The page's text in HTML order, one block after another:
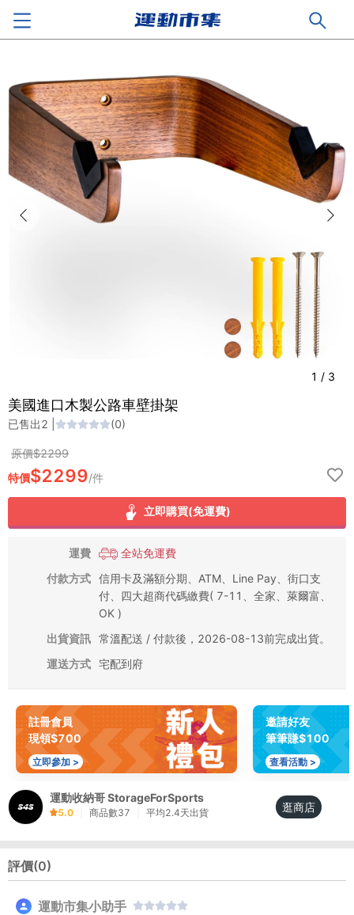
1 / 3
美國進口木製公路車壁掛架
已售出2 (0)
原價$2299
特價$2299/件
立即購買(免運費)
運費
全站免運費
付款方式 信用卡及滿額分期、ATM、Line Pay、街口支
付、四大超商代碼繳費( 7-11、全家、萊爾富、
OK )
出貨資訊 常溫配送 / 付款後，2026-08-13前完成出貨。
運送方式 宅配到府
註冊會員
現領$700
立即參加 >
邀請好友
筆筆賺$100
查看活動 >
運動收納哥 StorageForSports
5.0 商品數37 平均2.4天出貨 逛商店
評價(0)
運動市集小助手